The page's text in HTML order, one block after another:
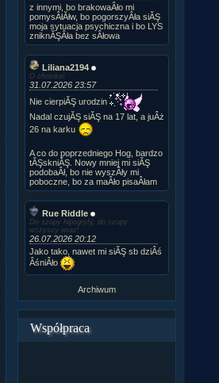
z innymi, bo brakowaÂło mi
pomysÂłĂłw, bo pogorszyÂła siĂŞ
moja sytuacja psychiczna i bo LYS
zniknĂŞÂła bez sÂłowa
Liliana2194
O choinka!
31.07.2026 23:57
Nie cierpiĂŞ urodzin
Nadal czujĂŞ siĂŞ na 17 lat, a juÂż
26 na karku
A co do poprzedniego Hog, bardzo
tĂŞskniĂŞ. Nowy mniej mi siĂŞ
podobaÂł, bo nie wyszÂły mi
poboczne, bo za maÂło pisaÂłam
Rue Riddle
Do szopy hipogryfy, do szopy
wszyscy wraz!
26.07.2026 20:12
Jako tako, nawet mi siĂŞ sb dziÂś
ÂśniÂło
Archiwum
Współpraca